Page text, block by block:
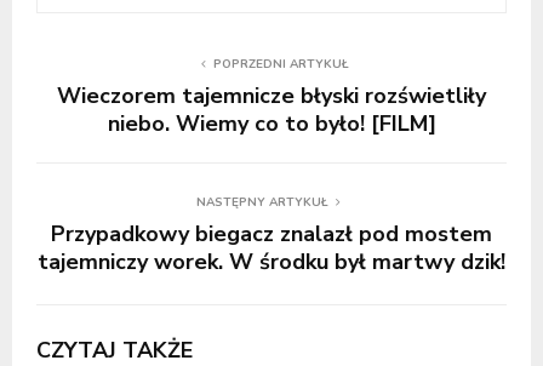
POPRZEDNI ARTYKUŁ
Wieczorem tajemnicze błyski rozświetliły
niebo. Wiemy co to było! [FILM]
NASTĘPNY ARTYKUŁ
Przypadkowy biegacz znalazł pod mostem
tajemniczy worek. W środku był martwy dzik!
CZYTAJ TAKŻE